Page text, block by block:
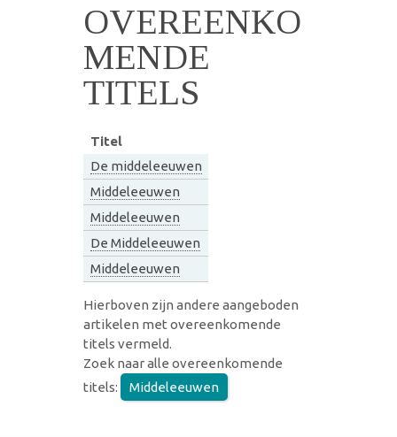
OVEREENKO
MENDE
TITELS
Titel
De middeleeuwen
Middeleeuwen
Middeleeuwen
De Middeleeuwen
Middeleeuwen
Hierboven zijn andere aangeboden
artikelen met overeenkomende
titels vermeld.
Zoek naar alle overeenkomende
titels:
Middeleeuwen